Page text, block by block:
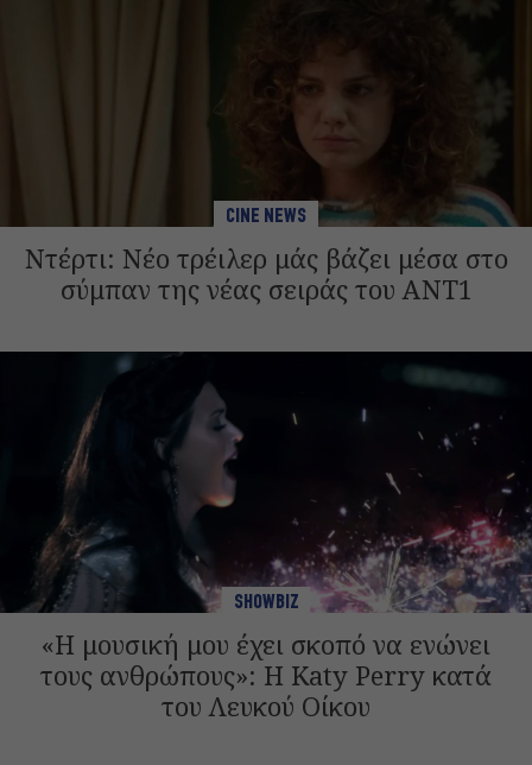
CINE NEWS
Ντέρτι: Νέο τρέιλερ μάς βάζει μέσα στο
σύμπαν της νέας σειράς του ANT1
SHOWBIZ
«Η μουσική μου έχει σκοπό να ενώνει
τους ανθρώπους»: Η Katy Perry κατά
του Λευκού Οίκου